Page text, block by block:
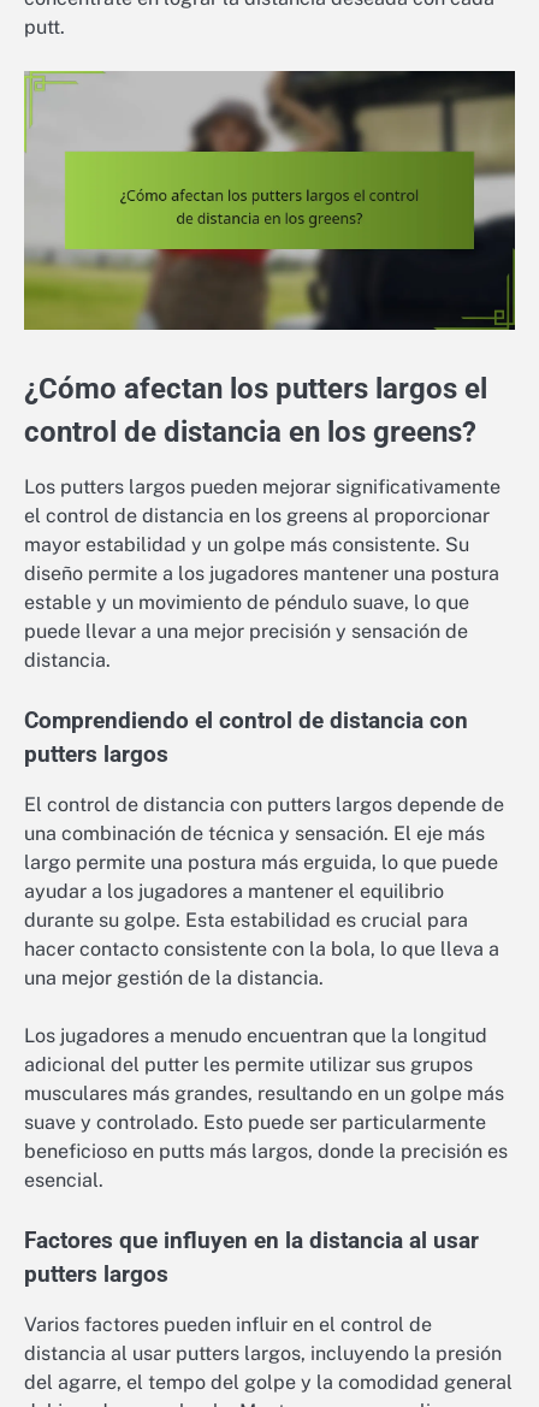
putt.
¿Cómo afectan los putters largos el
control de distancia en los greens?
Los putters largos pueden mejorar significativamente
el control de distancia en los greens al proporcionar
mayor estabilidad y un golpe más consistente. Su
diseño permite a los jugadores mantener una postura
estable y un movimiento de péndulo suave, lo que
puede llevar a una mejor precisión y sensación de
distancia.
Comprendiendo el control de distancia con
putters largos
El control de distancia con putters largos depende de
una combinación de técnica y sensación. El eje más
largo permite una postura más erguida, lo que puede
ayudar a los jugadores a mantener el equilibrio
durante su golpe. Esta estabilidad es crucial para
hacer contacto consistente con la bola, lo que lleva a
una mejor gestión de la distancia.
Los jugadores a menudo encuentran que la longitud
adicional del putter les permite utilizar sus grupos
musculares más grandes, resultando en un golpe más
suave y controlado. Esto puede ser particularmente
beneficioso en putts más largos, donde la precisión es
esencial.
Factores que influyen en la distancia al usar
putters largos
Varios factores pueden influir en el control de
distancia al usar putters largos, incluyendo la presión
del agarre, el tempo del golpe y la comodidad general